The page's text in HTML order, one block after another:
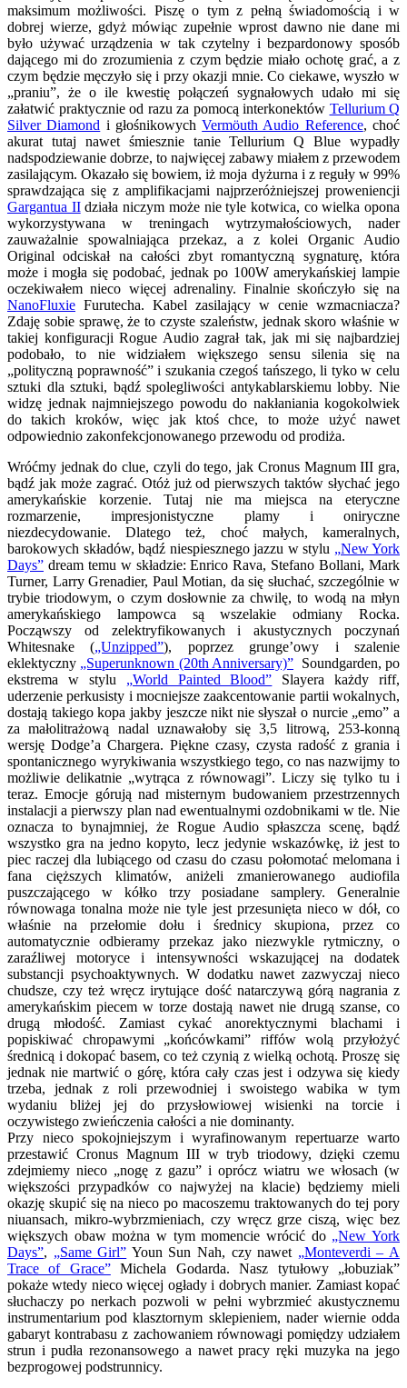
maksimum możliwości. Piszę o tym z pełną świadomością i w
dobrej wierze, gdyż mówiąc zupełnie wprost dawno nie dane mi
było używać urządzenia w tak czytelny i bezpardonowy sposób
dającego mi do zrozumienia z czym będzie miało ochotę grać, a z
czym będzie męczyło się i przy okazji mnie. Co ciekawe, wyszło w
„praniu”, że o ile kwestię połączeń sygnałowych udało mi się
załatwić praktycznie od razu za pomocą interkonektów Tellurium Q
Silver Diamond i głośnikowychVermöuth Audio Reference, choć
akurat tutaj nawet śmiesznie tanie Tellurium Q Blue wypadły
nadspodziewanie dobrze, to najwięcej zabawy miałem z przewodem
zasilającym. Okazało się bowiem, iż moja dyżurna i z reguły w 99%
sprawdzająca się z amplifikacjami najprzeróżniejszej proweniencji
Gargantua IIdziała niczym może nie tyle kotwica, co wielka opona
wykorzystywana w treningach wytrzymałościowych, nader
zauważalnie spowalniająca przekaz, a z kolei Organic Audio
Original odciskał na całości zbyt romantyczną sygnaturę, która
może i mogła się podobać, jednak po 100W amerykańskiej lampie
oczekiwałem nieco więcej adrenaliny. Finalnie skończyło się na
NanoFluxie Furutecha. Kabel zasilający w cenie wzmacniacza?
Zdaję sobie sprawę, że to czyste szaleństw, jednak skoro właśnie w
takiej konfiguracji Rogue Audio zagrał tak, jak mi się najbardziej
podobało, to nie widziałem większego sensu silenia się na
„polityczną poprawność” i szukania czegoś tańszego, li tyko w celu
sztuki dla sztuki, bądź spolegliwości antykablarskiemu lobby. Nie
widzę jednak najmniejszego powodu do nakłaniania kogokolwiek
do takich kroków, więc jak ktoś chce, to może użyć nawet
odpowiednio zakonfekcjonowanego przewodu od prodiża.
Wróćmy jednak do clue, czyli do tego, jak Cronus Magnum III gra,
bądź jak może zagrać. Otóż już od pierwszych taktów słychać jego
amerykańskie korzenie. Tutaj nie ma miejsca na eteryczne
rozmarzenie, impresjonistyczne plamy i oniryczne
niezdecydowanie. Dlatego też, choć małych, kameralnych,
barokowych składów, bądź niespiesznego jazzu w stylu „New York
Days” dream temu w składzie: Enrico Rava, Stefano Bollani, Mark
Turner, Larry Grenadier, Paul Motian, da się słuchać, szczególnie w
trybie triodowym, o czym dosłownie za chwilę, to wodą na młyn
amerykańskiego lampowca są wszelakie odmiany Rocka.
Począwszy od zelektryfikowanych i akustycznych poczynań
Whitesnake („Unzipped”), poprzez grunge’owy i szalenie
eklektyczny „Superunknown (20th Anniversary)” Soundgarden, po
ekstrema w stylu „World Painted Blood” Slayera każdy riff,
uderzenie perkusisty i mocniejsze zaakcentowanie partii wokalnych,
dostają takiego kopa jakby jeszcze nikt nie słyszał o nurcie „emo” a
za małolitrażową nadal uznawałoby się 3,5 litrową, 253-konną
wersję Dodge’a Chargera. Piękne czasy, czysta radość z grania i
spontanicznego wyrykiwania wszystkiego tego, co nas nazwijmy to
możliwie delikatnie „wytrąca z równowagi”. Liczy się tylko tu i
teraz. Emocje górują nad misternym budowaniem przestrzennych
instalacji a pierwszy plan nad ewentualnymi ozdobnikami w tle. Nie
oznacza to bynajmniej, że Rogue Audio spłaszcza scenę, bądź
wszystko gra na jedno kopyto, lecz jedynie wskazówkę, iż jest to
piec raczej dla lubiącego od czasu do czasu połomotać melomana i
fana cięższych klimatów, aniżeli zmanierowanego audiofila
puszczającego w kółko trzy posiadane samplery. Generalnie
równowaga tonalna może nie tyle jest przesunięta nieco w dół, co
właśnie na przełomie dołu i średnicy skupiona, przez co
automatycznie odbieramy przekaz jako niezwykle rytmiczny, o
zaraźliwej motoryce i intensywności wskazującej na dodatek
substancji psychoaktywnych. W dodatku nawet zazwyczaj nieco
chudsze, czy też wręcz irytujące dość natarczywą górą nagrania z
amerykańskim piecem w torze dostają nawet nie drugą szanse, co
drugą młodość. Zamiast cykać anorektycznymi blachami i
popiskiwać chropawymi „końcówkami” riffów wolą przyłożyć
średnicą i dokopać basem, co też czynią z wielką ochotą. Proszę się
jednak nie martwić o górę, która cały czas jest i odzywa się kiedy
trzeba, jednak z roli przewodniej i swoistego wabika w tym
wydaniu bliżej jej do przysłowiowej wisienki na torcie i
oczywistego zwieńczenia całości a nie dominanty.
Przy nieco spokojniejszym i wyrafinowanym repertuarze warto
przestawić Cronus Magnum III w tryb triodowy, dzięki czemu
zdejmiemy nieco „nogę z gazu” i oprócz wiatru we włosach (w
większości przypadków co najwyżej na klacie) będziemy mieli
okazję skupić się na nieco po macoszemu traktowanych do tej pory
niuansach, mikro-wybrzmieniach, czy wręcz grze ciszą, więc bez
większych obaw można w tym momencie wrócić do „New York
Days”, „Same Girl” Youn Sun Nah, czy nawet „Monteverdi – A
Trace of Grace”Michela Godarda. Nasz tytułowy „łobuziak”
pokaże wtedy nieco więcej ogłady i dobrych manier. Zamiast kopać
słuchaczy po nerkach pozwoli w pełni wybrzmieć akustycznemu
instrumentarium pod klasztornym sklepieniem, nader wiernie odda
gabaryt kontrabasu z zachowaniem równowagi pomiędzy udziałem
strun i pudła rezonansowego a nawet pracy ręki muzyka na jego
bezprogowej podstrunnicy.